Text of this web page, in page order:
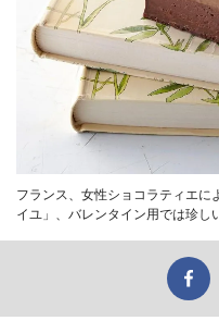
フランス、女性ショコラティエに
イユ」、バレンタイン用では珍し